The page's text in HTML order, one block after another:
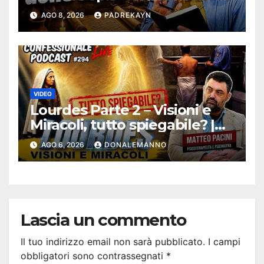
Bibbia
AGO 8, 2026 PADREKAYN
VIDEO
Lourdes Parte 2 – Visioni e
Miracoli, tutto spiegabile? |
Debunking |
#ConfessionalePodcast 294
AGO 6, 2026 DONALEMANNO
Lascia un commento
Il tuo indirizzo email non sarà pubblicato. I campi
obbligatori sono contrassegnati *